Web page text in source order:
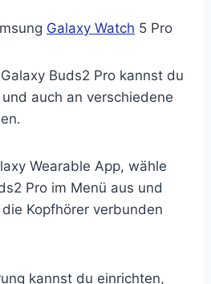
Galaxy Watch 5 Pro
Buds2 Pro kannst du
auch an verschiedene
Wearable App, wähle
Pro im Menü aus und
Kopfhörer verbunden
kannst du einrichten,